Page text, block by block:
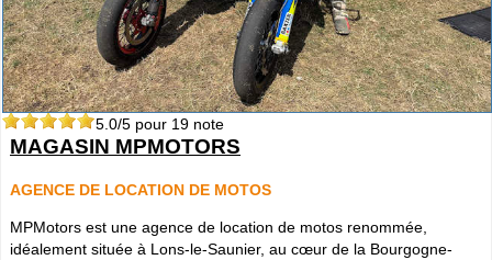
5.0/5 pour 19 note
MAGASIN MPMOTORS
AGENCE DE LOCATION DE MOTOS
MPMotors est une agence de location de motos renommée,
idéalement située à Lons-le-Saunier, au cœur de la Bourgogne-